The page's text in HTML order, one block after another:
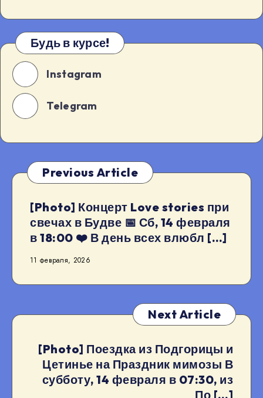
Будь в курсе!
Instagram
Telegram
Previous Article
[Photo] Концерт Love stories при
свечах в Будве 📅 Сб, 14 февраля
в 18:00 ❤️ В день всех влюбл […]
11 февраля, 2026
Next Article
[Photo] Поездка из Подгорицы и
Цетинье на Праздник мимозы В
субботу, 14 февраля в 07:30, из
По […]